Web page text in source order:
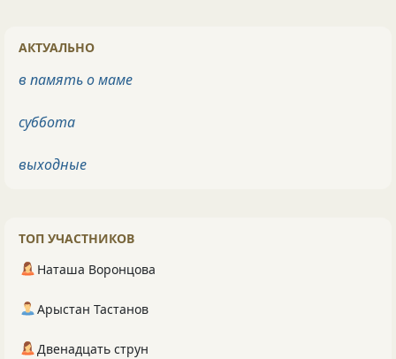
АКТУАЛЬНО
в память о маме
суббота
выходные
ТОП УЧАСТНИКОВ
Наташа Воронцова
Арыстан Тастанов
Двенадцать струн